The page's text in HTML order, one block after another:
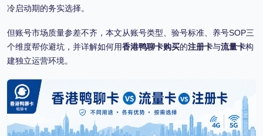
冷启动期的务实选择。
但账号市场质量参差不齐，本文从账号类型、验号标准、养号SOP三
个维度帮你避坑，并详解如何用香港鸭聊卡购买的注册卡与流量卡构
建独立运营环境。